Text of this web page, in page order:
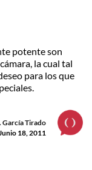
potente son
la cual tal
para los que
García Tirado
18, 2011